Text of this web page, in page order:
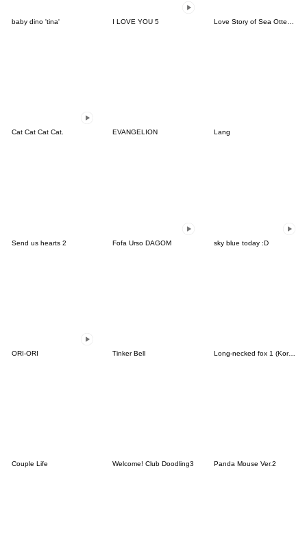
baby dino 'tina' I LOVE YOU 5
Cat Cat Cat Cat. EVANGELION Lang
Send us hearts 2 Fofa Urso DAGOM sky blue today :D
ORI-ORI Tinker Bell Long-necked fox 1 (Korean&Japanese)
Couple Life Welcome! Club Doodling3 Panda Mouse Ver.2